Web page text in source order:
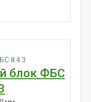
блок ФБС